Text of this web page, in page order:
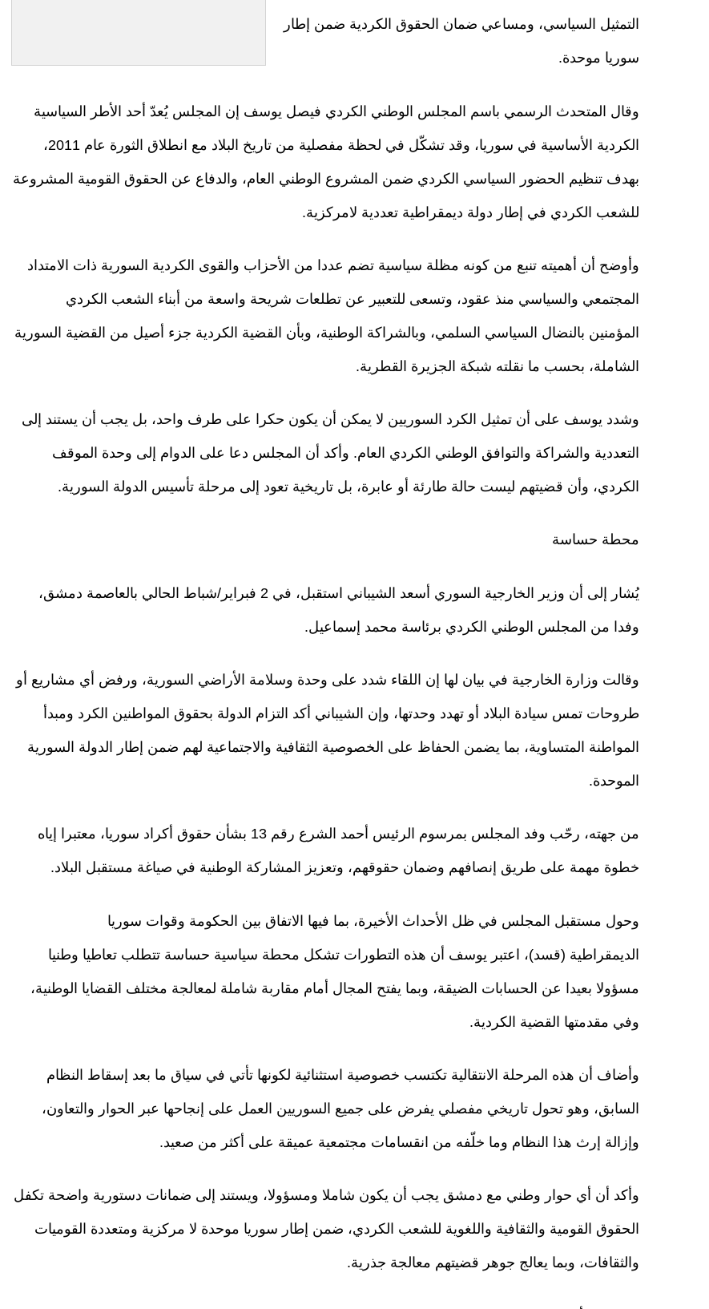
التمثيل السياسي، ومساعي ضمان الحقوق الكردية ضمن إطار
سوريا موحدة.
وقال المتحدث الرسمي باسم المجلس الوطني الكردي فيصل يوسف إن المجلس يُعدّ أحد الأطر السياسية
الكردية الأساسية في سوريا، وقد تشكّل في لحظة مفصلية من تاريخ البلاد مع انطلاق الثورة عام 2011،
بهدف تنظيم الحضور السياسي الكردي ضمن المشروع الوطني العام، والدفاع عن الحقوق القومية المشروعة
للشعب الكردي في إطار دولة ديمقراطية تعددية لامركزية.
وأوضح أن أهميته تنبع من كونه مظلة سياسية تضم عددا من الأحزاب والقوى الكردية السورية ذات الامتداد
المجتمعي والسياسي منذ عقود، وتسعى للتعبير عن تطلعات شريحة واسعة من أبناء الشعب الكردي
المؤمنين بالنضال السياسي السلمي، وبالشراكة الوطنية، وبأن القضية الكردية جزء أصيل من القضية السورية
الشاملة، بحسب ما نقلته شبكة الجزيرة القطرية.
وشدد يوسف على أن تمثيل الكرد السوريين لا يمكن أن يكون حكرا على طرف واحد، بل يجب أن يستند إلى
التعددية والشراكة والتوافق الوطني الكردي العام. وأكد أن المجلس دعا على الدوام إلى وحدة الموقف
الكردي، وأن قضيتهم ليست حالة طارئة أو عابرة، بل تاريخية تعود إلى مرحلة تأسيس الدولة السورية.
محطة حساسة
يُشار إلى أن وزير الخارجية السوري أسعد الشيباني استقبل، في 2 فبراير/شباط الحالي بالعاصمة دمشق،
وفدا من المجلس الوطني الكردي برئاسة محمد إسماعيل.
وقالت وزارة الخارجية في بيان لها إن اللقاء شدد على وحدة وسلامة الأراضي السورية، ورفض أي مشاريع أو
طروحات تمس سيادة البلاد أو تهدد وحدتها، وإن الشيباني أكد التزام الدولة بحقوق المواطنين الكرد ومبدأ
المواطنة المتساوية، بما يضمن الحفاظ على الخصوصية الثقافية والاجتماعية لهم ضمن إطار الدولة السورية
الموحدة.
من جهته، رحّب وفد المجلس بمرسوم الرئيس أحمد الشرع رقم 13 بشأن حقوق أكراد سوريا، معتبرا إياه
خطوة مهمة على طريق إنصافهم وضمان حقوقهم، وتعزيز المشاركة الوطنية في صياغة مستقبل البلاد.
وحول مستقبل المجلس في ظل الأحداث الأخيرة، بما فيها الاتفاق بين الحكومة وقوات سوريا
الديمقراطية (قسد)، اعتبر يوسف أن هذه التطورات تشكل محطة سياسية حساسة تتطلب تعاطيا وطنيا
مسؤولا بعيدا عن الحسابات الضيقة، وبما يفتح المجال أمام مقاربة شاملة لمعالجة مختلف القضايا الوطنية،
وفي مقدمتها القضية الكردية.
وأضاف أن هذه المرحلة الانتقالية تكتسب خصوصية استثنائية لكونها تأتي في سياق ما بعد إسقاط النظام
السابق، وهو تحول تاريخي مفصلي يفرض على جميع السوريين العمل على إنجاحها عبر الحوار والتعاون،
وإزالة إرث هذا النظام وما خلّفه من انقسامات مجتمعية عميقة على أكثر من صعيد.
وأكد أن أي حوار وطني مع دمشق يجب أن يكون شاملا ومسؤولا، ويستند إلى ضمانات دستورية واضحة تكفل
الحقوق القومية والثقافية واللغوية للشعب الكردي، ضمن إطار سوريا موحدة لا مركزية ومتعددة القوميات
والثقافات، وبما يعالج جوهر قضيتهم معالجة جذرية.